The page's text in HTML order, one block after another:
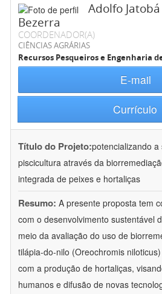
Adolfo
Bezerra
COORDENADOR(A)
CIÊNCIAS AGRÁRIAS
Recursos Pesqueiros e Engenharia
E-mail
Currículo
Título do Projeto:potencializando
piscicultura através da
integrada de peixes e hortaliças
Resumo: A presente proposta tem
com o desenvolvimento sustentável
meio da avaliação do uso de
tilápia-do-nilo (Oreochromis
com a produção de hortaliças,
humanos e difusão de novas